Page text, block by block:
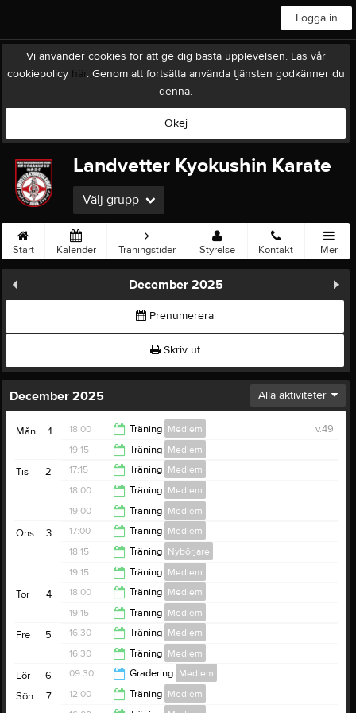
Logga in
Vi använder cookies för att ge dig bästa upplevelsen. Läs vår
cookiepolicy här. Genom att fortsätta använda tjänsten godkänner du
denna.
Okej
Landvetter Kyokushin Karate
Välj grupp
Start Kalender Träningstider Styrelse Kontakt Mer
December 2025
Prenumerera
Skriv ut
December 2025 Alla aktiviteter
1
Mån v.49
18:00 Träning Medlem
19:15
19:15 Träning Medlem
20:30
2
Tis 17:15 Träning Medlem
18:00
18:00 Träning Medlem
19:00
19:00 Träning Medlem
20:00
3
Ons 17:00 Träning Medlem
18:15
18:15 Träning Nybörjare
19:15
19:15 Träning Medlem
20:30
4
Tor 18:00 Träning Medlem
19:15
19:15 Träning Medlem
20:30
5
Fre 16:30 Träning Medlem
18:30
16:30 Träning Medlem
18:30
6
Lör 09:30 Gradering Medlem
7
Sön 12:00 Träning Medlem